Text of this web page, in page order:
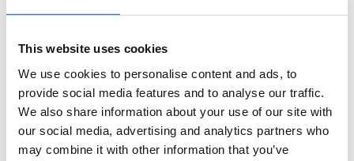
This website uses cookies
We use cookies to personalise content and ads, to
provide social media features and to analyse our traffic.
We also share information about your use of our site with
our social media, advertising and analytics partners who
may combine it with other information that you’ve